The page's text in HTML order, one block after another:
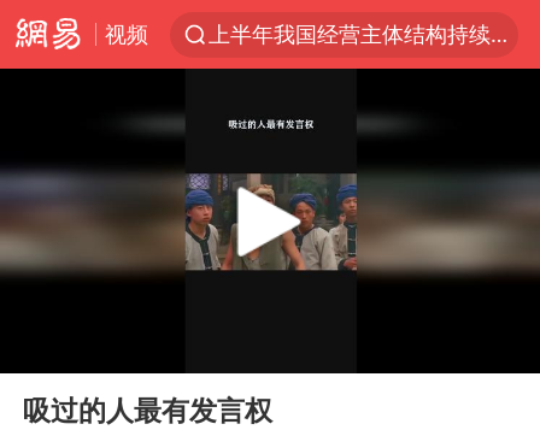
视频
王传君 《披荆斩棘》
今日15时起福州地铁高架区段停运
国足U17与阿森纳决赛取消 并列冠军
王艺迪2-4不敌张本美和止步4强
2025年小学教师减少13.19万
王艺迪无缘横滨赛决赛
Play
吸过的人最有发言权